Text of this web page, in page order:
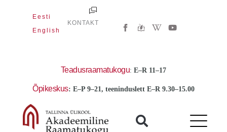
Eesti
English
KONTAKT
W
i
d
-
Y
o
Teadusraamatukogu:E–R 11–17
Õpikeskus: E–P 9–21, teeninduslett E–R 9.30–15.00